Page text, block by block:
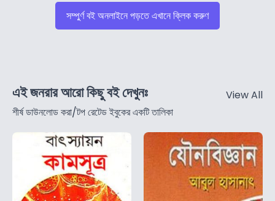
সম্পুর্ণ বই অনলাইনে পড়তে এখানে ক্লিক করুণ
এই জনরার আরো কিছু বই দেখুনঃ
শীর্ষ ডাউনলোড করা/টপ রেটেড ইবুকের একটি তালিকা
View All